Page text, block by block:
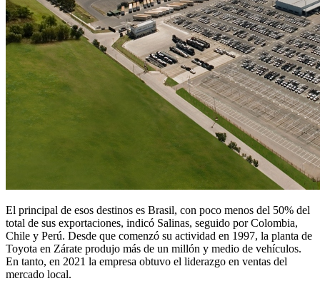
El principal de esos destinos es Brasil, con poco menos del 50% del
total de sus exportaciones, indicó Salinas, seguido por Colombia,
Chile y Perú. Desde que comenzó su actividad en 1997, la planta de
Toyota en Zárate produjo más de un millón y medio de vehículos.
En tanto, en 2021 la empresa obtuvo el liderazgo en ventas del
mercado local.